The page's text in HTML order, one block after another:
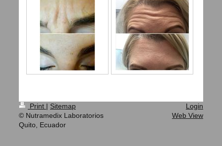
Print | Sitemap
© Nutramedix Laboratorios
Quito, Ecuador
Login
Web View